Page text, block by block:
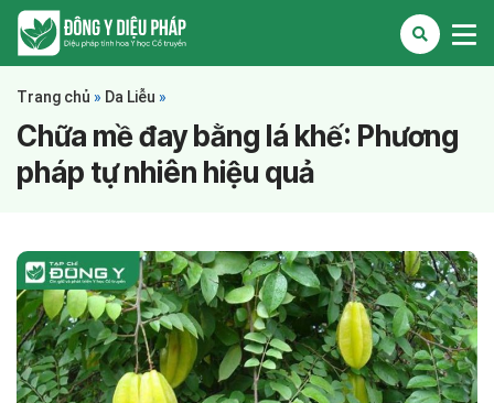
Trang chủ » Da Liễu »
Chữa mề đay bằng lá khế: Phương
pháp tự nhiên hiệu quả